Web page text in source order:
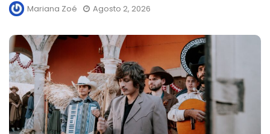
Mariana Zoé Agosto 2, 2026